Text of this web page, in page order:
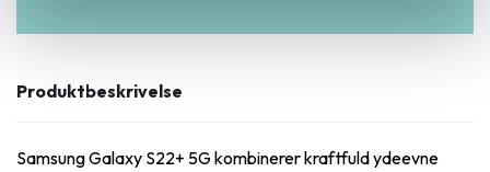
Produktbeskrivelse
Samsung Galaxy S22+ 5G kombinerer kraftfuld ydeevne